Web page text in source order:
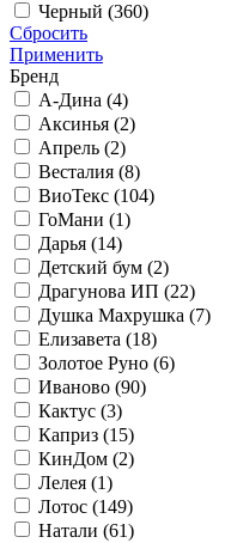
Черный (360)
Сбросить
Применить
Бренд
А-Дина (4)
Аксинья (2)
Апрель (2)
Весталия (8)
ВиоТекс (104)
ГоМани (1)
Дарья (14)
Детский бум (2)
Драгунова ИП (22)
Душка Махрушка (7)
Елизавета (18)
Золотое Руно (6)
Иваново (90)
Кактус (3)
Каприз (15)
КинДом (2)
Лелея (1)
Лотос (149)
Натали (61)